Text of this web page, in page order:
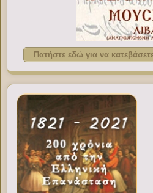
Πατήστε εδώ για να